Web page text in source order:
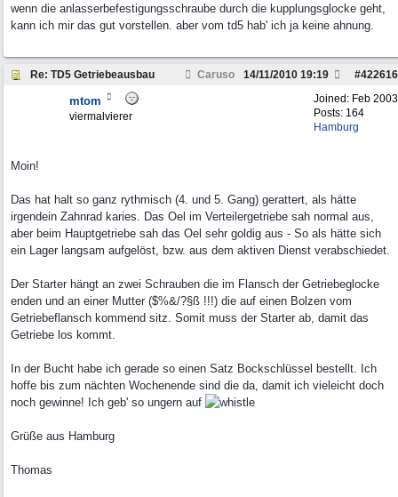
wenn die anlasserbefestigungsschraube durch die kupplungsglocke geht,
kann ich mir das gut vorstellen. aber vom td5 hab' ich ja keine ahnung.
Re: TD5 Getriebeausbau Caruso #422616
14/11/2010 19:19
Joined: Feb 2003
Posts: 164
Hamburg
mtom
viermalvierer
Moin!
Das hat halt so ganz rythmisch (4. und 5. Gang) gerattert, als hätte
irgendein Zahnrad karies. Das Oel im Verteilergetriebe sah normal aus,
aber beim Hauptgetriebe sah das Oel sehr goldig aus - So als hätte sich
ein Lager langsam aufgelöst, bzw. aus dem aktiven Dienst verabschiedet.
Der Starter hängt an zwei Schrauben die im Flansch der Getriebeglocke
enden und an einer Mutter ($%&/?§ß !!!) die auf einen Bolzen vom
Getriebeflansch kommend sitz. Somit muss der Starter ab, damit das
Getriebe los kommt.
In der Bucht habe ich gerade so einen Satz Bockschlüssel bestellt. Ich
hoffe bis zum nächten Wochenende sind die da, damit ich vieleicht doch
noch gewinne! Ich geb' so ungern auf
Grüße aus Hamburg
Thomas